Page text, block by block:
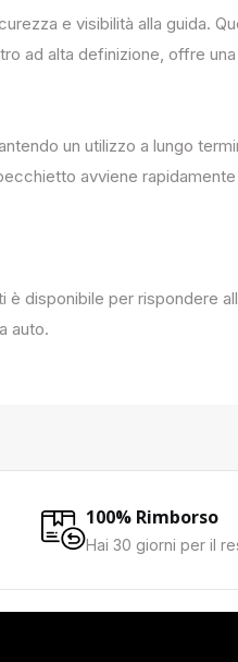
e visibilità alla guida.
ad alta definizione, offre
un utilizzo a lungo
avviene
disponibile per rispondere
auto.
100% Rimborso
Hai 30 giorni per il